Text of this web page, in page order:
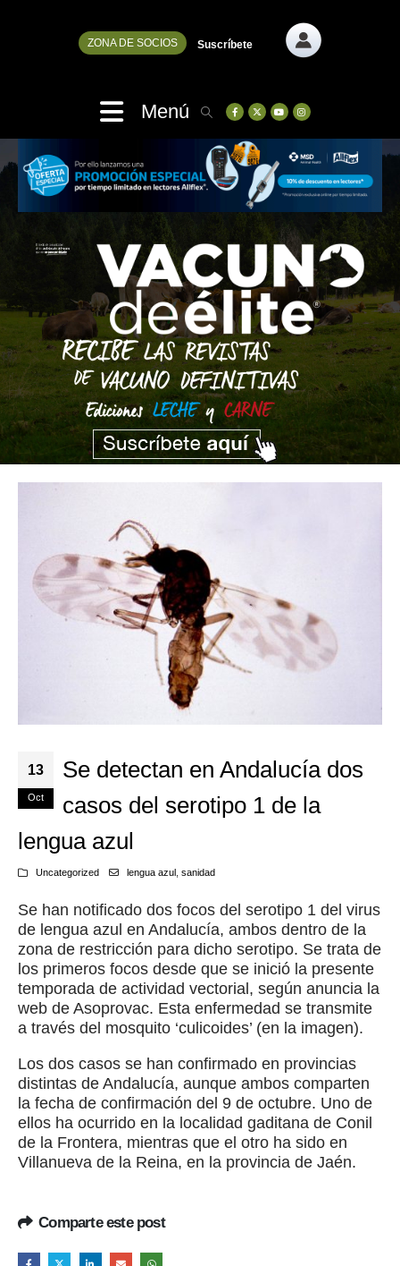
ZONA DE SOCIOS Suscríbete
Menú
13
Oct
Se detectan en Andalucía dos
casos del serotipo 1 de la
lengua azul
Uncategorized lengua azul , sanidad
Se han notificado dos focos del serotipo 1 del virus
de lengua azul en Andalucía, ambos dentro de la
zona de restricción para dicho serotipo. Se trata de
los primeros focos desde que se inició la presente
temporada de actividad vectorial, según anuncia la
web de Asoprovac. Esta enfermedad se transmite
a través del mosquito ‘culicoides’ (en la imagen).
Los dos casos se han confirmado en provincias
distintas de Andalucía, aunque ambos comparten
la fecha de confirmación del 9 de octubre. Uno de
ellos ha ocurrido en la localidad gaditana de Conil
de la Frontera, mientras que el otro ha sido en
Villanueva de la Reina, en la provincia de Jaén.
Comparte este post